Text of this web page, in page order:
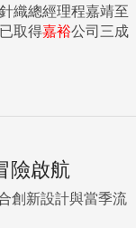
織總經理程嘉靖至
取得嘉裕公司三成
險啟航
創新設計與當季流